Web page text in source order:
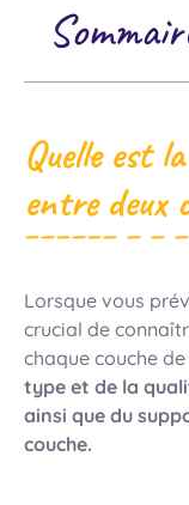
Quelle est
entre deux
Lorsque vous
crucial de
chaque couche
type et de la
ainsi que du
couche.